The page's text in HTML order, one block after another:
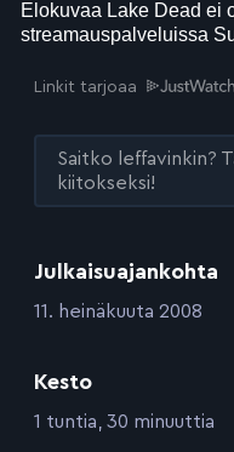
Julkaisuajankohta
:11. heinäkuuta 2008
Kesto
:1 tuntia, 30 minuuttia
Linkit tarjoaa
Saitko leffavinkin?
kiitokseksi!